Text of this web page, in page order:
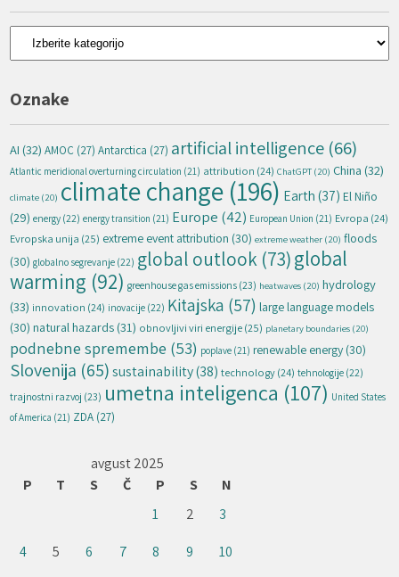
Kategorije
Oznake
AI (32) AMOC (27) Antarctica (27) artificial intelligence (66)
Atlantic meridional overturning circulation (21) attribution (24) ChatGPT (20) China (32)
climate (20) climate change (196) Earth (37) El Niño
(29) energy (22) energy transition (21) Europe (42) European Union (21) Evropa (24)
Evropska unija (25) extreme event attribution (30) extreme weather (20) floods
(30) globalno segrevanje (22) global outlook (73)global
warming (92) greenhouse gas emissions (23) heatwaves (20) hydrology
(33) innovation (24) inovacije (22) Kitajska (57) large language models
(30) natural hazards (31) obnovljivi viri energije(25) planetary boundaries (20)
podnebne spremembe (53) poplave (21) renewable energy (30)
Slovenija (65) sustainability(38) technology(24) tehnologije (22)
trajnostni razvoj (23) umetna inteligenca (107) United States
of America (21) ZDA (27)
avgust 2025
P
T S Č P S
N
1
2
3
4
5 6 7 8 9 10